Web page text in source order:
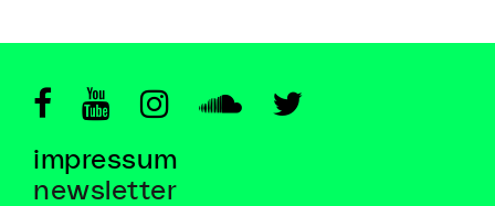
impressum
newsletter